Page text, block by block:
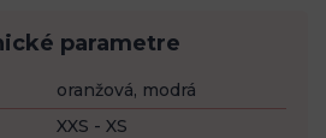
parametre
oranžová, modrá
XXS - XS